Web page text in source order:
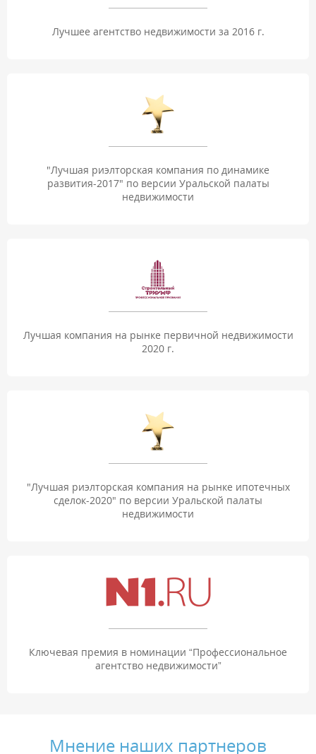
Лучшее агентство недвижимости за 2016 г.
"Лучшая риэлторская компания по динамике
развития-2017" по версии Уральской палаты
недвижимости
Лучшая компания на рынке первичной недвижимости
2020 г.
"Лучшая риэлторская компания на рынке ипотечных
сделок-2020" по версии Уральской палаты
недвижимости
Ключевая премия в номинации “Профессиональное
агентство недвижимости”
Мнение наших партнеров